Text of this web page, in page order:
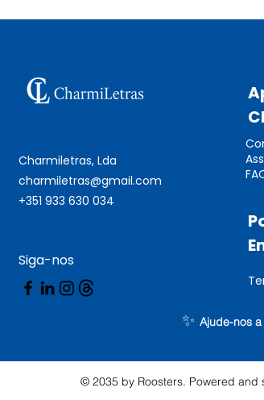
Charmiletras, Lda
charmiletras@gmail.com
+351 933 630 034
Siga-nos
✨ Ajude-nos
© 2035 by Roosters. Powered and